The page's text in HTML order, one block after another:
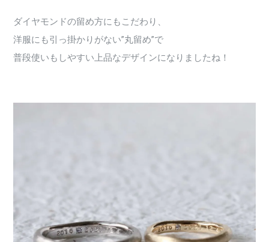
ダイヤモンドの留め方にもこだわり、
洋服にも引っ掛かりがない”丸留め”で
普段使いもしやすい上品なデザインになりましたね！